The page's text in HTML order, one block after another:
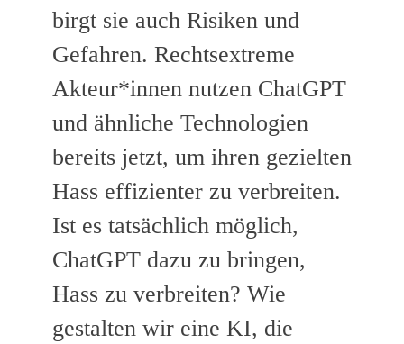
birgt sie auch Risiken und
Gefahren. Rechtsextreme
Akteur*innen nutzen ChatGPT
und ähnliche Technologien
bereits jetzt, um ihren gezielten
Hass effizienter zu verbreiten.
Ist es tatsächlich möglich,
ChatGPT dazu zu bringen,
Hass zu verbreiten? Wie
gestalten wir eine KI, die